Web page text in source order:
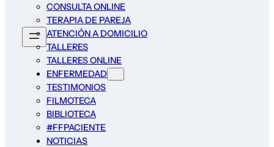
CONSULTA ONLINE
TERAPIA DE PAREJA
ATENCIÓN A DOMICILIO
TALLERES
TALLERES ONLINE
ENFERMEDAD
TESTIMONIOS
FILMOTECA
BIBLIOTECA
#FFPACIENTE
NOTICIAS